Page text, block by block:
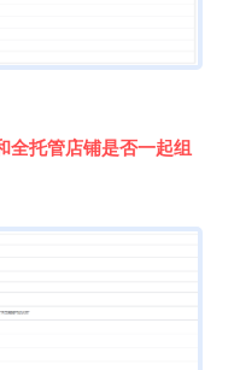
全托管店铺是否一起组